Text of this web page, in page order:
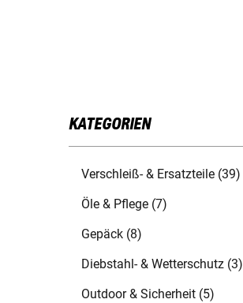
KATEGORIEN
Verschleiß- & Ersatzteile (39)
Öle & Pflege (7)
Gepäck (8)
Diebstahl- & Wetterschutz (3)
Outdoor & Sicherheit (5)